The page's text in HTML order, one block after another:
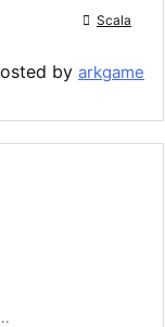
 Scala
by arkgame